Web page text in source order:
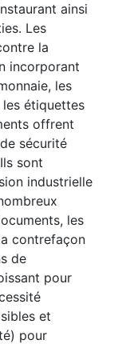
ainsi
Les
la
incorporant
les
étiquettes
offrent
sécurité
sont
industrielle
les
contrefaçon
de
pour
et
pour